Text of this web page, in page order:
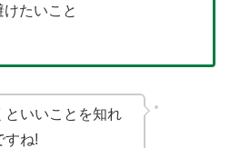
たいこと
といいことを知れ
すね!